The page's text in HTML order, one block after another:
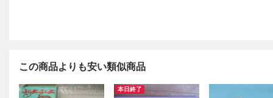
この商品よりも安い類似商品
本日終了